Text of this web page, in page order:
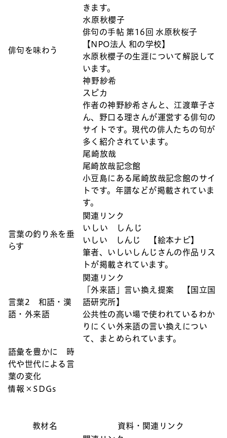
俳句を味わう
きます。
水原秋櫻子
俳句の手帖 第16回 水原秋桜子
【NPO法人 和の学校】
水原秋櫻子の生涯について解説して
います。
神野紗希
スピカ
作者の神野紗希さんと、江渡華子さ
ん、野口る理さんが運営する俳句の
サイトです。現代の俳人たちの句が
多く紹介されています。
尾崎放哉
尾崎放哉記念館
小豆島にある尾崎放哉記念館のサイ
トです。年譜などが掲載されていま
す。
言葉の釣り糸を垂
らす
関連リンク
いしい しんじ
いしい しんじ 【絵本ナビ】
筆者、いしいしんじさんの作品リス
トが掲載されています。
言葉2 和語・漢
語・外来語
関連リンク
「外来語」言い換え提案 【国立国
語研究所】
公共性の高い場で使われているわか
りにくい外来語の言い換えについ
て、まとめられています。
語彙を豊かに 時
代や世代による言
葉の変化
情報×SDGs
教材名
資料・関連リンク